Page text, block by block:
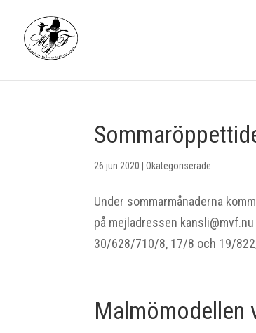
26 jun 2020 |Okategoriserade
Under sommarmånaderna
på mejladressen
30/628/710/8, 17/8 och 19/
Malmömodellen